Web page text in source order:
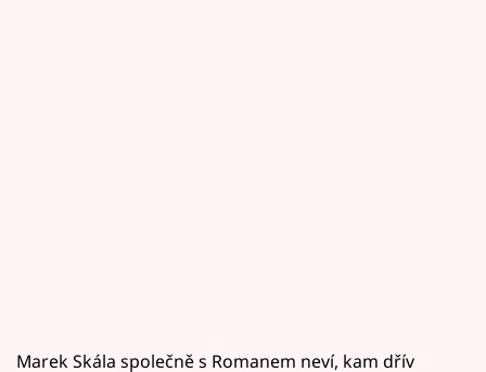
Marek Skála společně s Romanem neví, kam dřív